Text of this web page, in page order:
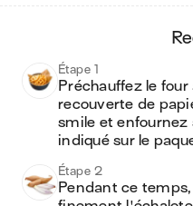
Étape 1
Préchauffez le
recouverte de
smile et enfournez
indiqué sur le
Étape 2
Pendant ce